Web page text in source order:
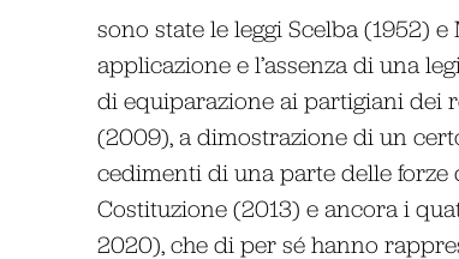
sono state le leggi Scelba (1952)
applicazione e l’assenza di una
di equiparazione ai partigiani dei
(2009), a dimostrazione di un
cedimenti di una parte delle forze
Costituzione (2013) e ancora i
2020), che di per sé hanno